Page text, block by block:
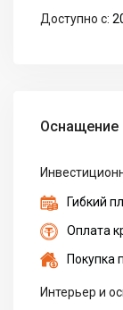
Доступно с:
Оснащение
Гибкий
Оплата
Покупка
Интерьер и